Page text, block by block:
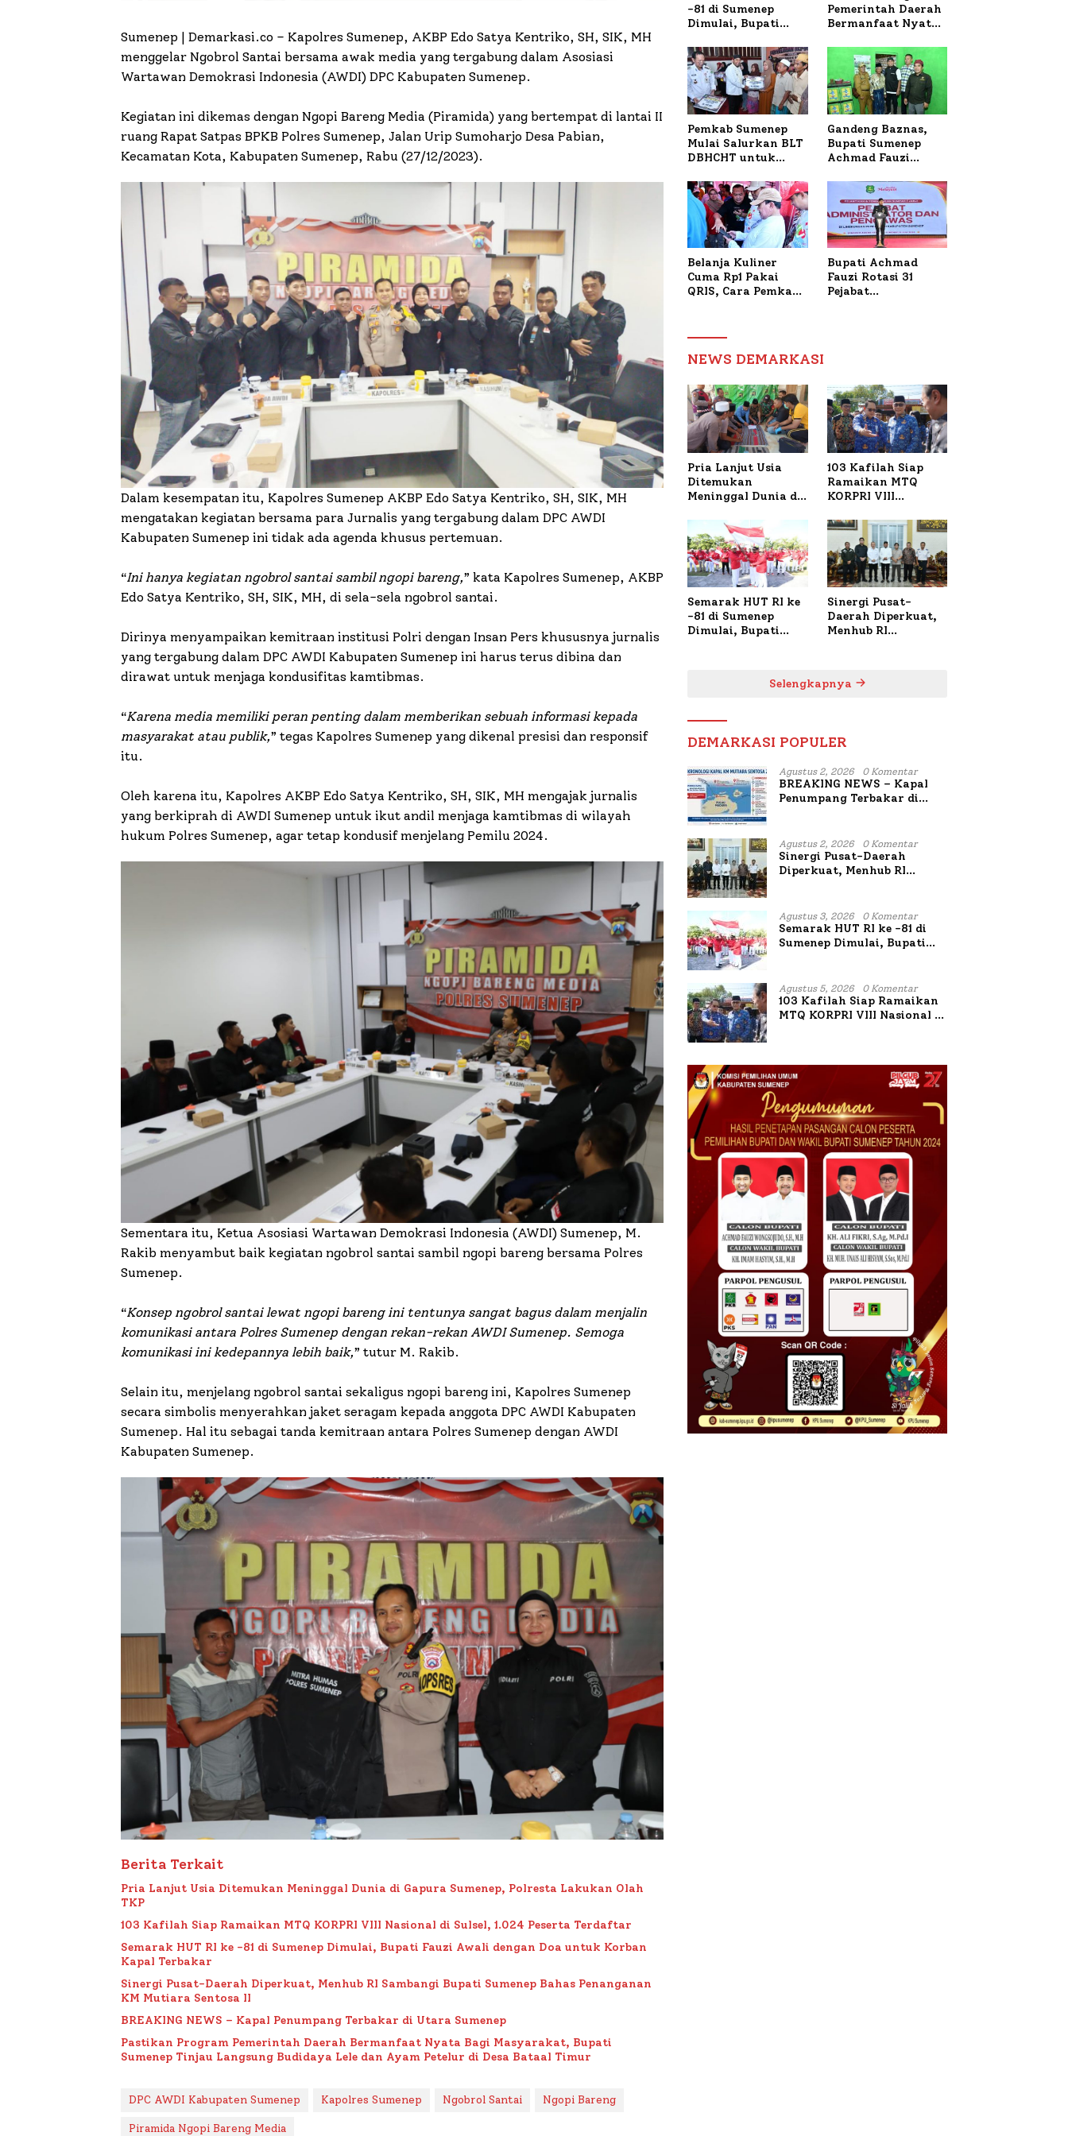
Sumenep | Demarkasi.co – Kapolres Sumenep, AKBP Edo Satya Kentriko, SH, SIK, MH
menggelar Ngobrol Santai bersama awak media yang tergabung dalam Asosiasi
Wartawan Demokrasi Indonesia (AWDI) DPC Kabupaten Sumenep.
Kegiatan ini dikemas dengan Ngopi Bareng Media (Piramida) yang bertempat di lantai II
ruang Rapat Satpas BPKB Polres Sumenep, Jalan Urip Sumoharjo Desa Pabian,
Kecamatan Kota, Kabupaten Sumenep, Rabu (27/12/2023).
Dalam kesempatan itu, Kapolres Sumenep AKBP Edo Satya Kentriko, SH, SIK, MH
mengatakan kegiatan bersama para Jurnalis yang tergabung dalam DPC AWDI
Kabupaten Sumenep ini tidak ada agenda khusus pertemuan.
“Ini hanya kegiatan ngobrol santai sambil ngopi bareng,” kata Kapolres Sumenep, AKBP
Edo Satya Kentriko, SH, SIK, MH, di sela-sela ngobrol santai.
Dirinya menyampaikan kemitraan institusi Polri dengan Insan Pers khususnya jurnalis
yang tergabung dalam DPC AWDI Kabupaten Sumenep ini harus terus dibina dan
dirawat untuk menjaga kondusifitas kamtibmas.
“Karena media memiliki peran penting dalam memberikan sebuah informasi kepada
masyarakat atau publik,” tegas Kapolres Sumenep yang dikenal presisi dan responsif
itu.
Oleh karena itu, Kapolres AKBP Edo Satya Kentriko, SH, SIK, MH mengajak jurnalis
yang berkiprah di AWDI Sumenep untuk ikut andil menjaga kamtibmas di wilayah
hukum Polres Sumenep, agar tetap kondusif menjelang Pemilu 2024.
Sementara itu, Ketua Asosiasi Wartawan Demokrasi Indonesia (AWDI) Sumenep, M.
Rakib menyambut baik kegiatan ngobrol santai sambil ngopi bareng bersama Polres
Sumenep.
“Konsep ngobrol santai lewat ngopi bareng ini tentunya sangat bagus dalam menjalin
komunikasi antara Polres Sumenep dengan rekan-rekan AWDI Sumenep. Semoga
komunikasi ini kedepannya lebih baik,” tutur M. Rakib.
Selain itu, menjelang ngobrol santai sekaligus ngopi bareng ini, Kapolres Sumenep
secara simbolis menyerahkan jaket seragam kepada anggota DPC AWDI Kabupaten
Sumenep. Hal itu sebagai tanda kemitraan antara Polres Sumenep dengan AWDI
Kabupaten Sumenep.
Berita Terkait
Pria Lanjut Usia Ditemukan Meninggal Dunia di Gapura Sumenep, Polresta Lakukan Olah
TKP
103 Kafilah Siap Ramaikan MTQ KORPRI VIII Nasional di Sulsel, 1.024 Peserta Terdaftar
Semarak HUT RI ke -81 di Sumenep Dimulai, Bupati Fauzi Awali dengan Doa untuk Korban
Kapal Terbakar
Sinergi Pusat-Daerah Diperkuat, Menhub RI Sambangi Bupati Sumenep Bahas Penanganan
KM Mutiara Sentosa II
BREAKING NEWS – Kapal Penumpang Terbakar di Utara Sumenep
Pastikan Program Pemerintah Daerah Bermanfaat Nyata Bagi Masyarakat, Bupati
Sumenep Tinjau Langsung Budidaya Lele dan Ayam Petelur di Desa Bataal Timur
DPC AWDI Kabupaten Sumenep Kapolres Sumenep Ngobrol Santai Ngopi Bareng
Piramida Ngopi Bareng Media
-81 di Sumenep
Dimulai, Bupati
Doa untuk Korban
Kapal Terbakar
Pemerintah Daerah
Bermanfaat Nyata
Bupati Sumenep
Tinjau Langsung
Budidaya Lele dan
Ayam Petelur di
Desa Bataal Timur
Pemkab Sumenep
Mulai Salurkan BLT
DBHCHT untuk
Tani Tembakau
Gandeng Baznas,
Bupati Sumenep
Achmad Fauzi
Serahkan Bantuan
Bedah RTLH di Dua
Kecamatan
Belanja Kuliner
Cuma Rp1 Pakai
QRIS, Cara Pemkab
Bupati Achmad
Fauzi Rotasi 31
Pejabat
NEWS DEMARKASI
Pria Lanjut Usia
Ditemukan
Meninggal Dunia di
Polresta Lakukan
Olah TKP
103 Kafilah Siap
Ramaikan MTQ
KORPRI VIII
1.024 Peserta
Terdaftar
Semarak HUT RI ke
-81 di Sumenep
Dimulai, Bupati
Sinergi Pusat-
Daerah Diperkuat,
Menhub RI
Mutiara Sentosa II
Selengkapnya
DEMARKASI POPULER
Agustus 2, 2026 0 Komentar
BREAKING NEWS – Kapal
Penumpang Terbakar di
Agustus 2, 2026 0 Komentar
Sinergi Pusat-Daerah
Diperkuat, Menhub RI
Mutiara Sentosa II
Agustus 3, 2026 0 Komentar
Semarak HUT RI ke -81 di
Sumenep Dimulai, Bupati
Terbakar
Agustus 5, 2026 0 Komentar
103 Kafilah Siap Ramaikan
MTQ KORPRI VIII Nasional di